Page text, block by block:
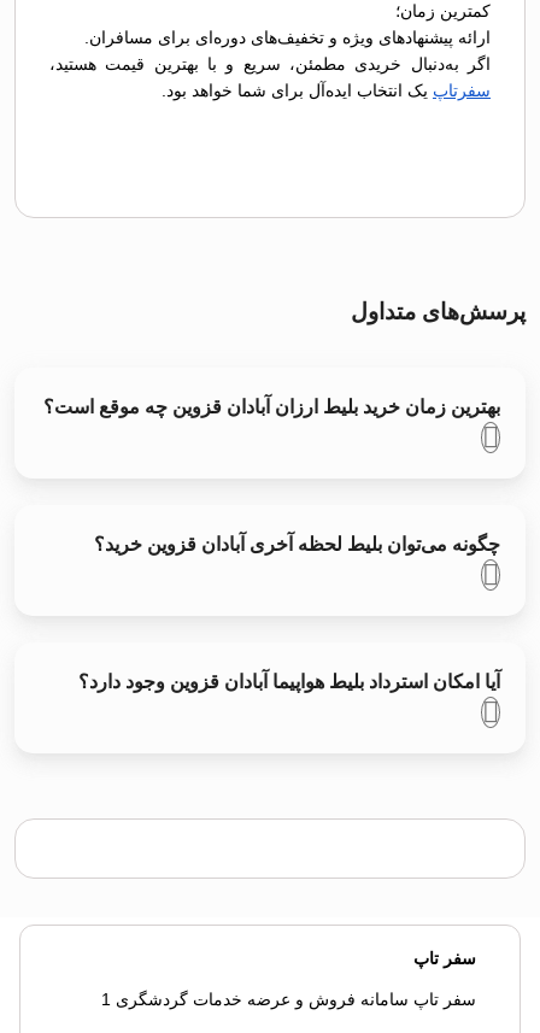
کمترین زمان؛
ارائه پیشنهادهای ویژه و تخفیف‌های دوره‌ای برای مسافران.
اگر به‌دنبال خریدی مطمئن، سریع و با بهترین قیمت هستید،
سفرتاپ یک انتخاب ایده‌آل برای شما خواهد بود.
پرسش‌های متداول
بهترین زمان خرید بلیط ارزان آبادان قزوین چه موقع است؟
چگونه می‌توان بلیط لحظه آخری آبادان قزوین خرید؟
آیا امکان استرداد بلیط هواپیما آبادان قزوین وجود دارد؟
سفر تاپ
سفر تاپ سامانه فروش و عرضه خدمات گردشگری 1